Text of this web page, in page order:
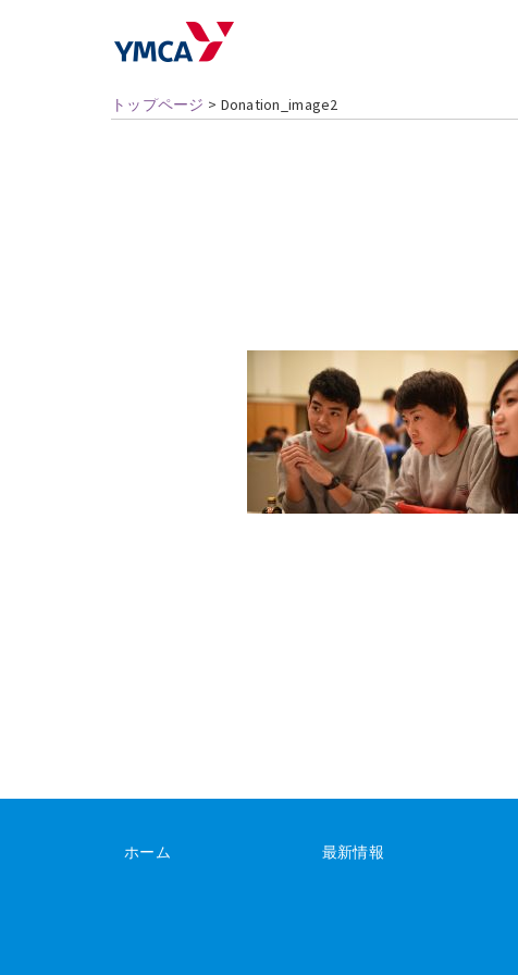
トップページ > Donation_image2
ホーム 最新情報